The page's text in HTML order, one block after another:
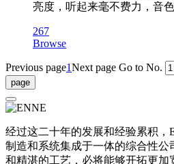
亮度，听起来毫不费力，音色
267
Browse
Previous page1Next page Go to No.
经过这二十年的发展和经验累积，
制造和系统集成于一体的综合性公
和精湛的工艺，必将能够开拓更加